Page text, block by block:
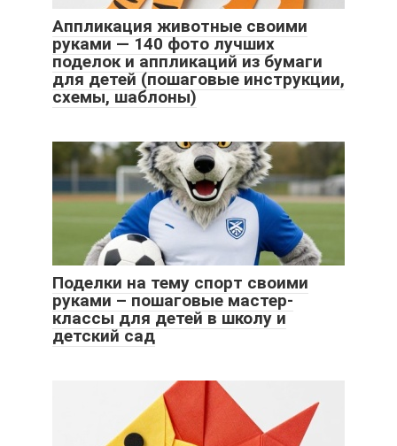
Аппликация животные своими
руками — 140 фото лучших
поделок и аппликаций из бумаги
для детей (пошаговые инструкции,
схемы, шаблоны)
Поделки на тему спорт своими
руками – пошаговые мастер-
классы для детей в школу и
детский сад